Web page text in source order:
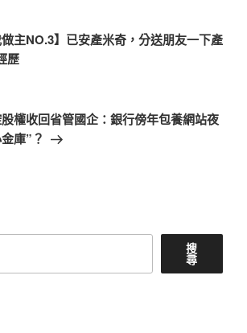
做主NO.3】已安產米奇，分送朋友一下產
歷
權收回省管國企：銀行傍年包養網站夜
庫”？
搜
尋